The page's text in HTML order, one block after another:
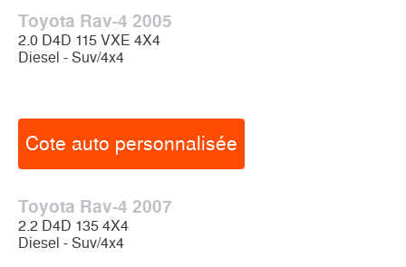
Toyota Rav-4 2005
2.0 D4D 115 VXE 4X4
Diesel - Suv/4x4
Cote auto personnalisée
Toyota Rav-4 2007
2.2 D4D 135 4X4
Diesel - Suv/4x4